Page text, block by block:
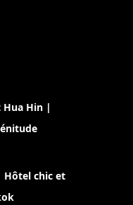
Hua Hin |
Hôtel chic et